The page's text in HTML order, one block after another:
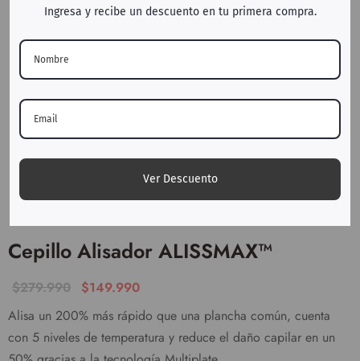
Cepillo Alisador ALISSMAX™
$279.990 $149.990
Alisa un 200% más rápido que una plancha común, cuenta
con 5 niveles de temperatura y reduce el daño capilar en un
Ingresa y recibe un descuento en tu primera compra.
Ver Descuento